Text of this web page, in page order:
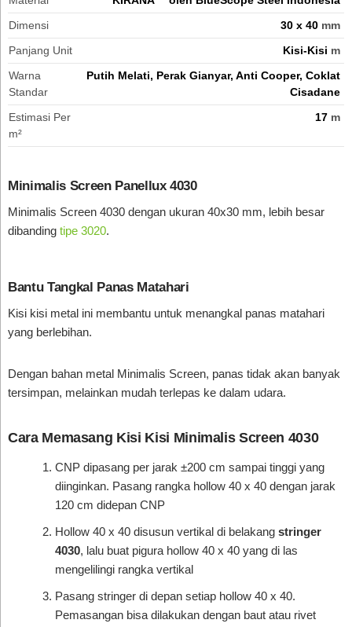
Dimensi
30 x 40 mm
Panjang Unit
Kisi-Kisi m
Warna
Standar
Putih Melati, Perak Gianyar, Anti Cooper, Coklat
Cisadane
Estimasi Per
m²
17 m
Minimalis Screen Panellux 4030
Minimalis Screen 4030 dengan ukuran 40x30 mm, lebih besar
dibanding tipe 3020.
Bantu Tangkal Panas Matahari
Kisi kisi metal ini membantu untuk menangkal panas matahari
yang berlebihan.
Dengan bahan metal Minimalis Screen, panas tidak akan banyak
tersimpan, melainkan mudah terlepas ke dalam udara.
Cara Memasang Kisi Kisi Minimalis Screen 4030
CNP dipasang per jarak ±200 cm sampai tinggi yang
diinginkan. Pasang rangka hollow 40 x 40 dengan jarak
120 cm didepan CNP
Hollow 40 x 40 disusun vertikal di belakang stringer
4030, lalu buat pigura hollow 40 x 40 yang di las
mengelilingi rangka vertikal
Pasang stringer di depan setiap hollow 40 x 40.
Pemasangan bisa dilakukan dengan baut atau rivet